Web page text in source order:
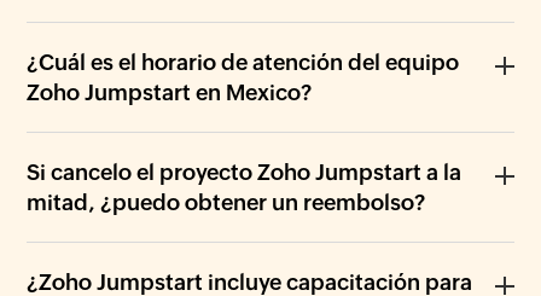
¿Cuál es el horario de atención del equipo
Zoho Jumpstart en Mexico?
Si cancelo el proyecto Zoho Jumpstart a la
mitad, ¿puedo obtener un reembolso?
¿Zoho Jumpstart incluye capacitación para